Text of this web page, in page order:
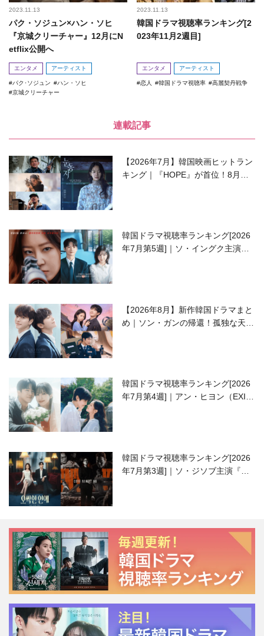
2023.11.13
パク・ソジュン×ハン・ソヒ
『京城クリーチャー』12月にN
etflix公開へ
エンタメ アーティスト
パク･ソジュン
ハン・ソヒ
京城クリーチャー
2023.11.13
韓国ドラマ視聴率ランキング[2
023年11月2週目]
エンタメ アーティスト
恋人 韓国ドラマ視聴率 高麗契丹戦争
連載記事
【2026年7月】韓国映画ヒットラン
キング｜『HOPE』が首位！8月公
韓国ドラマ視聴率ランキング[2026
年7月第5週]｜ソ・イングク主演の
【2026年8月】新作韓国ドラマまと
め｜ソン・ガンの帰還！孤独な天才
韓国ドラマ視聴率ランキング[2026
年7月第4週]｜アン・ヒヨン（EXID
韓国ドラマ視聴率ランキング[2026
年7月第3週]｜ソ・ジソブ主演『エ